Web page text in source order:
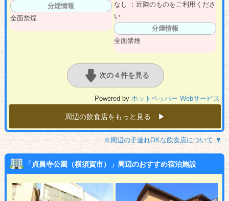
分煙情報
全面禁煙
なし ：近隣のものをご利用くださ
い
分煙情報
全面禁煙
次の４件を見る
Powered by ホットペッパー Webサービス
周辺の飲食店をもっと見る ▶︎
※周辺の子連れOKな飲食店について ▼
「貞昌寺公園（横須賀市）」周辺のおすすめ宿泊施設